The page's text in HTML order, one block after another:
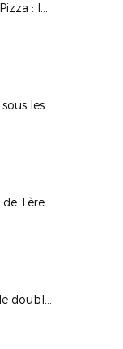
Coupe U19 Domino's Pizza : le titre pour l'USJA Carquefou
Pôle Espoirs : un stage sous les yeux de Raynald Denoueix
Equipe de France : soir de 1ère pour Léo Dubois !
Coupe Féminine CM : le doublé d'Orvault !